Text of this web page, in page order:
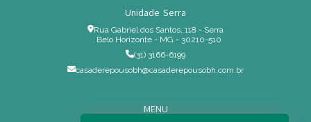
Unidade Serra
Rua Gabriel dos Santos, 118 - Serra
Belo Horizonte - MG - 30210-510
(31) 3166-6199
casaderepousobh@casaderepousobh.com.br
MENU